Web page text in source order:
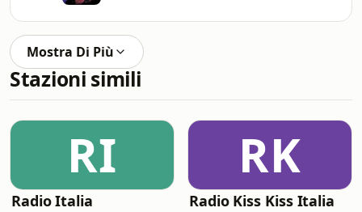
Mostra Di Più
Stazioni simili
RI
Radio Italia
RK
Radio Kiss Kiss Italia